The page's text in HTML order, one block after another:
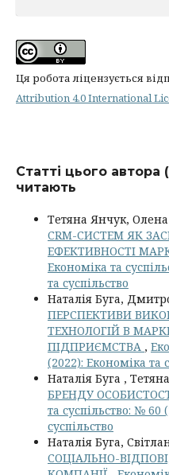
Ця робота ліцензується
Attribution 4.0 International
Статті цього автора
читають
Тетяна Янчук,
CRM-СИСТЕМ ЯК
ЕФЕКТИВНОСТІ
Економіка та
та суспільство
Наталія Буга,
ПЕРСПЕКТИВИ
ТЕХНОЛОГІЙ В
ПІДПРИЄМСТВА ,
(2022): Економіка та
Наталія Буга ,
БРЕНДУ
та суспільство: № 60
суспільство
Наталія Буга,
СОЦІАЛЬНО-